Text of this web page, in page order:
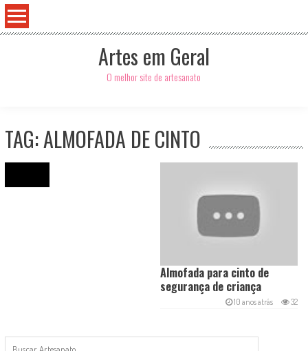
Artes em Geral
O melhor site de artesanato
TAG: ALMOFADA DE CINTO
Almofada para cinto de
segurança de criança
10 anos atrás 32
for: